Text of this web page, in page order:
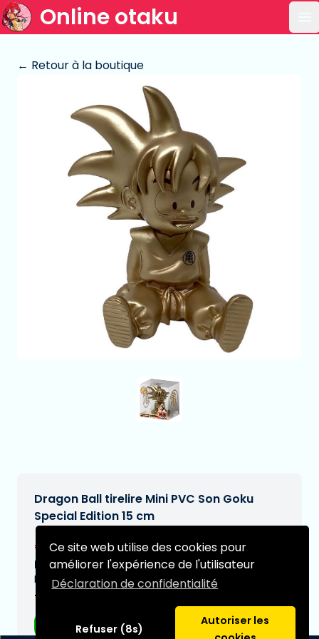
Ce site web utilise des cookies pour
améliorer l'expérience de l'utilisateur
Déclaration de confidentialité
Refuser (8s)
Autoriser les
Online otaku
← Retour à la boutique
Dragon Ball tirelire Mini PVC Son Goku
Special Edition 15 cm
€27,99 [Sous réserve de modifications]
Date de livraison prévue:
N/A
Type:
Figurines d'anime